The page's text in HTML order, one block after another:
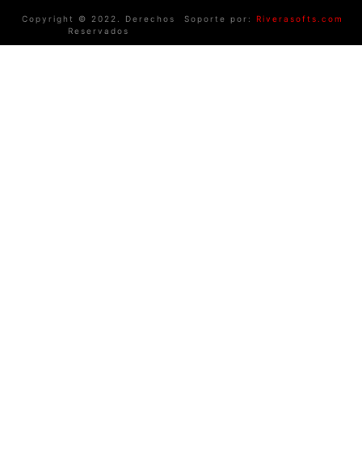
Copyright © 2022. Derechos
Reservados
Soporte por: Riverasofts.com